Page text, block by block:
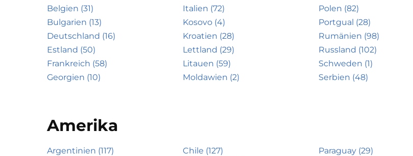
Belgien (31)
Bulgarien (13)
Deutschland (16)
Estland (50)
Frankreich (58)
Georgien (10)
Italien (72)
Kosovo (4)
Kroatien (28)
Lettland (29)
Litauen (59)
Moldawien (2)
Polen (82)
Portgual (28)
Rumänien (98)
Russland (102)
Schweden (1)
Serbien (48)
Amerika
Argentinien (117)
Chile (127)
Paraguay (29)